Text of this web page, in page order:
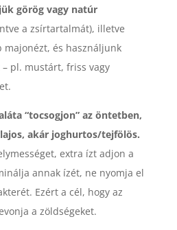
görög vagy natúr
a zsírtartalmát), illetve
majonézt, és használjunk
pl. mustárt, friss vagy
“tocsogjon” az öntetben,
akár joghurtos/tejfölös.
extra ízt adjon a
annak ízét, ne nyomja el
Ezért a cél, hogy az
a zöldségeket.